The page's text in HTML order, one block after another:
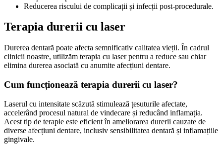
Reducerea riscului de complicații și infecții post-procedurale.
Terapia durerii cu laser
Durerea dentară poate afecta semnificativ calitatea vieții. În cadrul
clinicii noastre, utilizăm terapia cu laser pentru a reduce sau chiar
elimina durerea asociată cu anumite afecțiuni dentare.
Cum funcționează terapia durerii cu laser?
Laserul cu intensitate scăzută stimulează țesuturile afectate,
accelerând procesul natural de vindecare și reducând inflamația.
Acest tip de terapie este eficient în ameliorarea durerii cauzate de
diverse afecțiuni dentare, inclusiv sensibilitatea dentară și inflamațiile
gingivale.